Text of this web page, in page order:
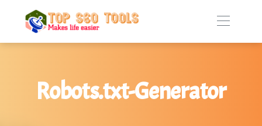
Robots.txt-Generator